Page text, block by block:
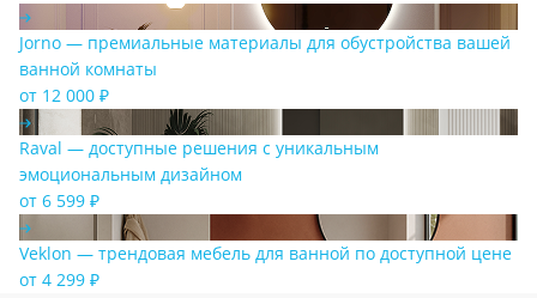
Jorno — премиальные материалы для обустройства вашей
ванной комнаты
от 12 000 ₽
Raval — доступные решения с уникальным
эмоциональным дизайном
от 6 599 ₽
Veklon — трендовая мебель для ванной по доступной цене
от 4 299 ₽